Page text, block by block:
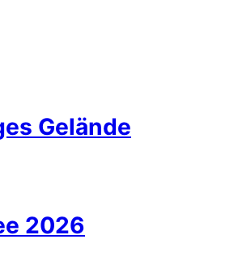
Gelände
2026